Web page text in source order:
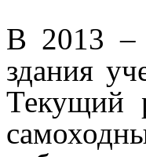
В 2013 –
здания
Текущий